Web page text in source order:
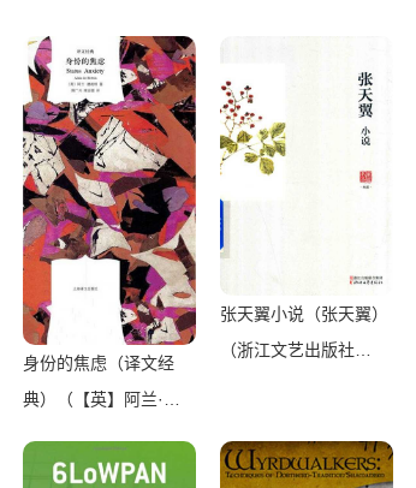
Intermediate &
Advanced Guides to
Master C#
Programming Quickly
with No
Experience（Mark
Reed）（2022）
身份的焦虑（译文经
典）（【英】阿兰·德
Translation Publishing
张天翼小说（张天翼）
（浙江文艺出版社